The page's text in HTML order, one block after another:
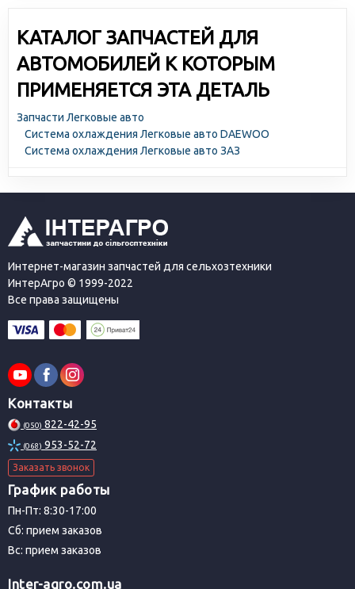
КАТАЛОГ ЗАПЧАСТЕЙ ДЛЯ
АВТОМОБИЛЕЙ К КОТОРЫМ
ПРИМЕНЯЕТСЯ ЭТА ДЕТАЛЬ
Запчасти Легковые авто
Система охлаждения Легковые авто DAEWOO
Система охлаждения Легковые авто ЗАЗ
Интернет-магазин запчастей для сельхозтехники
ИнтерАгро © 1999-2022
Все права защищены
Контакты
(050) 822-42-95
(068) 953-52-72
Заказать звонок
График работы
Пн-Пт: 8:30-17:00
Сб: прием заказов
Вс: прием заказов
Inter-agro.com.ua